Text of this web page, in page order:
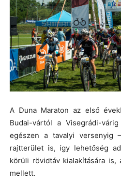
A Duna Maraton az első
Budai-vártól a Visegrádi-
egészen a tavalyi versenyig
rajtterület is, így lehetőség
körüli rövidtáv kialakítására
mellett.